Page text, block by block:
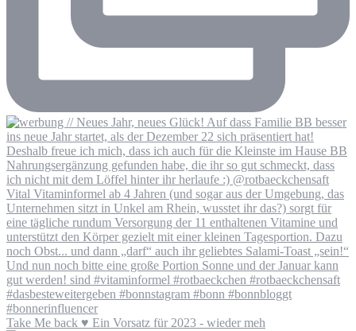
Take Me back ♥️ Ein Vorsatz für 2023 - wieder meh